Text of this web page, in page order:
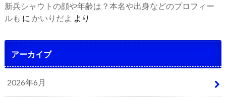
新兵シャウトの顔や年齢は？本名や出身などのプロフィー
ルも に かいりだよ より
アーカイブ
2026年6月